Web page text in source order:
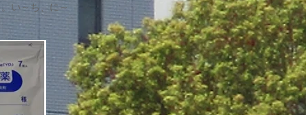
い～ち、に～